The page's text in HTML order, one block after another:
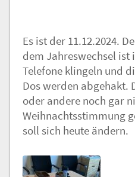
Es ist der 11.12.2024.
dem Jahreswechsel ist
Telefone klingeln und
Dos werden abgehakt.
oder andere noch gar
Weihnachtsstimmung
soll sich heute ändern.